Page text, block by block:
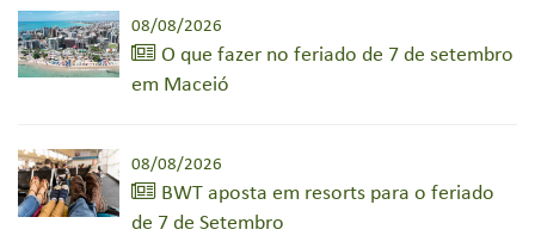
08/08/2026
O que fazer no feriado de 7 de setembro
em Maceió
08/08/2026
BWT aposta em resorts para o feriado
de 7 de Setembro